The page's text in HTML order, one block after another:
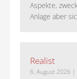
Aspekte,
Anlage aber
Realist
6. August 2026 |